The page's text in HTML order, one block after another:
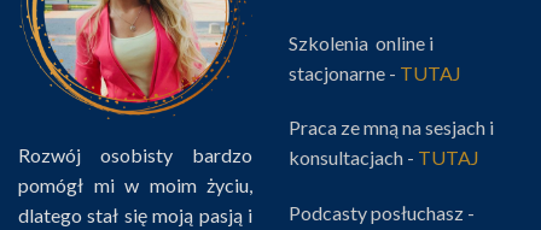
Rozwój osobisty bardzo
pomógł mi w moim życiu,
dlatego stał się moją pasją i
Szkolenia online i
stacjonarne - TUTAJ
Praca ze mną na sesjach i
konsultacjach - TUTAJ
Podcasty posłuchasz -